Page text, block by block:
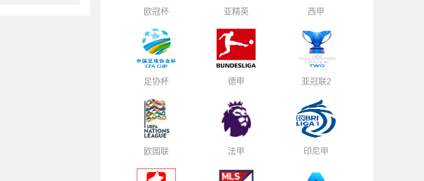
欧冠杯 亚精英 西甲
足协杯 德甲 亚冠联2
欧国联 法甲 印尼甲